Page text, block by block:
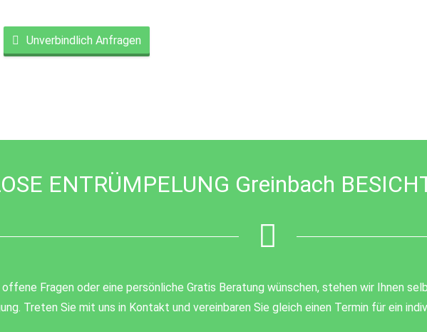
Unverbindlich Anfragen
left
ENTRÜMPELUNG Greinbach
Fragen oder eine persönliche Gratis Beratung wünschen, stehen wir Ihnen
Treten Sie mit uns in Kontakt und vereinbaren Sie gleich einen Termin für ein